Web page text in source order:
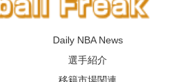
Daily NBA News
選手紹介